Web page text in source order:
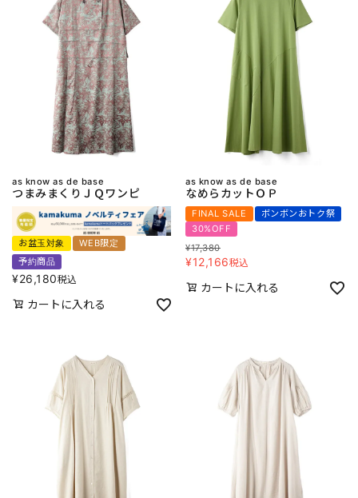
as know as de base
つまみまくりＪＱワンピ
お盆玉対象
WEB限定
予約商品
¥26,180税込
カートに入れる
as know as de base
なめらカットＯＰ
FINAL SALE
ボンボンおトク祭
30%OFF
¥17,380
¥12,166税込
カートに入れる